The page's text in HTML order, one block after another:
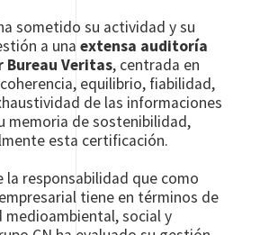
sometido su actividad y su
a unaextensa auditoría
Bureau Veritas, centrada en
equilibrio, fiabilidad,
de las informaciones
memoria de sostenibilidad,
esta certificación.
la responsabilidad que como
tiene en términos de
social y